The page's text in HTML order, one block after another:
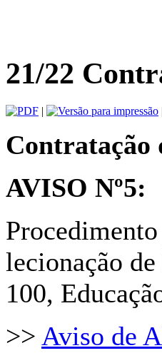
21/22
|
Contratação
AVISO Nº5:
lecionação
100,
>> Aviso de